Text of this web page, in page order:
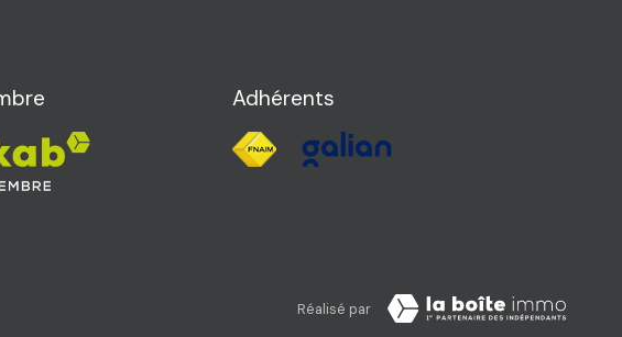
Adhérents
Réalisé par